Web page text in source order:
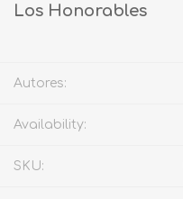
Los Honorables
Autores:
Availability:
SKU: